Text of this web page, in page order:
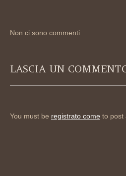
Non ci sono commenti
LASCIA UN
You must be registrato come to post